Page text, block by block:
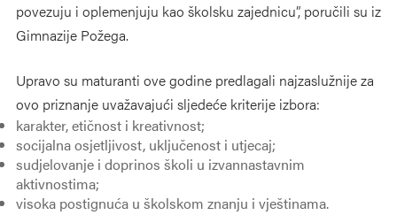
povezuju i oplemenjuju kao školsku zajednicu”, poručili su iz
Gimnazije Požega.
Upravo su maturanti ove godine predlagali najzaslužnije za
ovo priznanje uvažavajući sljedeće kriterije izbora:
karakter, etičnost i kreativnost;
socijalna osjetljivost, uključenost i utjecaj;
sudjelovanje i doprinos školi u izvannastavnim
aktivnostima;
visoka postignuća u školskom znanju i vještinama.